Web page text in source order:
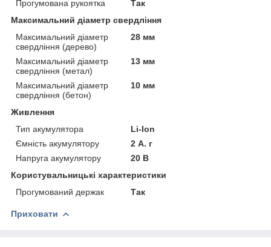
Прогумована рукоятка
Так
Максимальний діаметр свердління
Максимальний діаметр
свердління (дерево)
28 мм
Максимальний діаметр
свердління (метал)
13 мм
Максимальний діаметр
свердління (бетон)
10 мм
Живлення
Тип акумулятора
Li-Ion
Ємність акумулятору
2 А. г
Напруга акумулятору
20 В
Користувальницькі характеристики
Прогумований держак
Так
Приховати